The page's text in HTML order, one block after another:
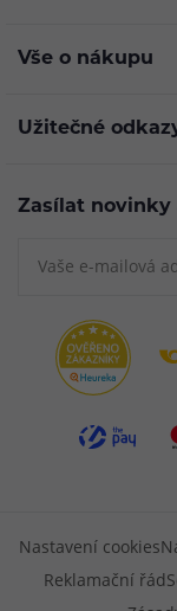
Vše o nákupu
Užitečné
Zasílat novinky
Nastavení cookies
Reklamační řád